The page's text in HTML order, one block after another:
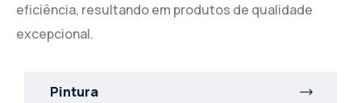
eficiência, resultando em produtos de qualidade
excepcional.
Pintura